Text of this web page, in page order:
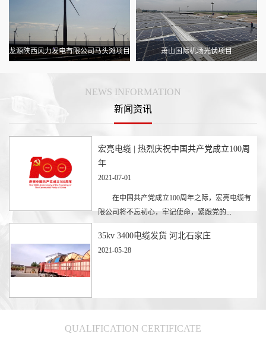
龙源陕西风力发电有限公司马头滩项目 萧山国际机场光伏项目
NEWS INFORMATION
新闻资讯
宏亮电缆 | 热烈庆祝中国共产党成立100周
年
2021-07-01
在中国共产党成立100周年之际，宏亮电缆有
限公司将不忘初心，牢记使命，紧跟党的...
35kv 3400电缆发货 河北石家庄
2021-05-28
QUALIFICATION CERTIFICATE